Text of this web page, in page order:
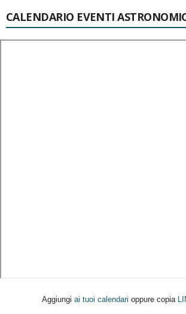
CALENDARIO EVENTI
Aggiungi ai tuoi calendari oppure copia